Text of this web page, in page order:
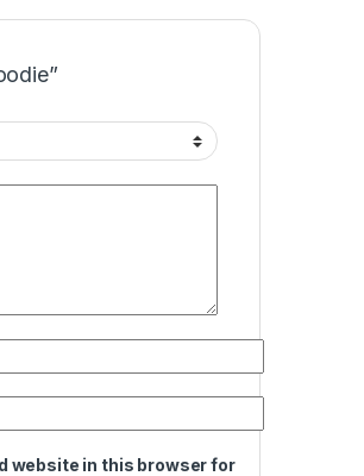
website in this browser for